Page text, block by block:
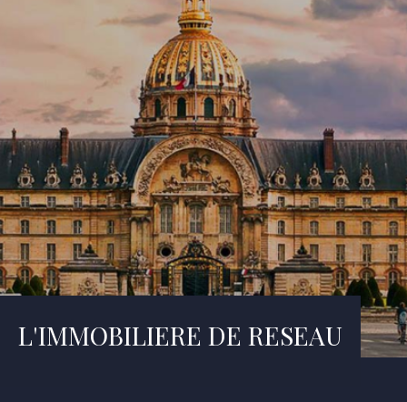
L'IMMOBILIERE DE RESEAU